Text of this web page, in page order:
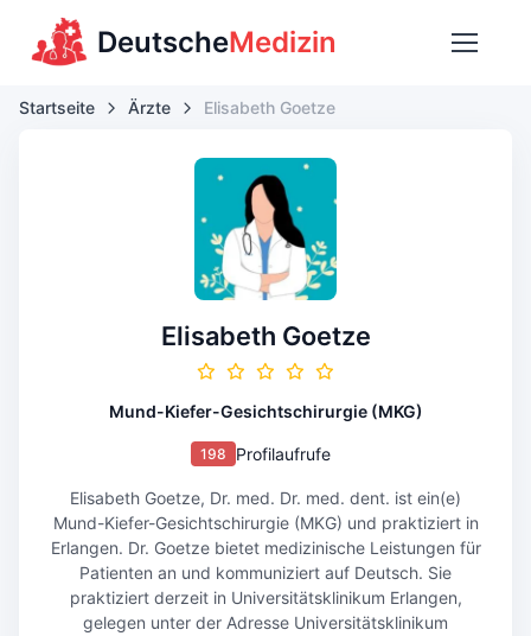
DeutscheMedizin
Startseite Ärzte Elisabeth Goetze
Elisabeth Goetze
Mund-Kiefer-Gesichtschirurgie (MKG)
198 Profilaufrufe
Elisabeth Goetze, Dr. med. Dr. med. dent. ist ein(e)
Mund-Kiefer-Gesichtschirurgie (MKG) und praktiziert in
Erlangen. Dr. Goetze bietet medizinische Leistungen für
Patienten an und kommuniziert auf Deutsch. Sie
praktiziert derzeit in Universitätsklinikum Erlangen,
gelegen unter der Adresse Universitätsklinikum